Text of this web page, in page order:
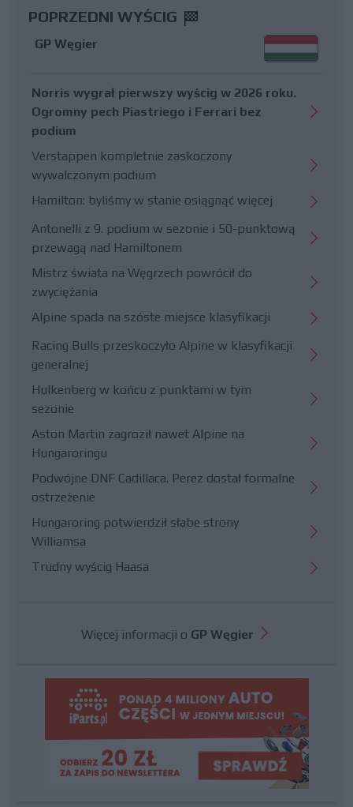
POPRZEDNI WYŚCIG
GP Węgier
Norris wygrał pierwszy wyścig w 2026 roku.
Ogromny pech Piastriego i Ferrari bez
podium
Verstappen kompletnie zaskoczony
wywalczonym podium
Hamilton: byliśmy w stanie osiągnąć więcej
Antonelli z 9. podium w sezonie i 50-punktową
przewagą nad Hamiltonem
Mistrz świata na Węgrzech powrócił do
zwyciężania
Alpine spada na szóste miejsce klasyfikacji
Racing Bulls przeskoczyło Alpine w klasyfikacji
generalnej
Hulkenberg w końcu z punktami w tym
sezonie
Aston Martin zagroził nawet Alpine na
Hungaroringu
Podwójne DNF Cadillaca. Perez dostał formalne
ostrzeżenie
Hungaroring potwierdził słabe strony
Williamsa
Trudny wyścig Haasa
Więcej informacji o GP Węgier